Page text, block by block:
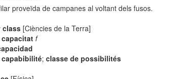
proveïda de campanes al voltant dels fusos.
class [Ciències de la Terra]
f
;classe de possibilités